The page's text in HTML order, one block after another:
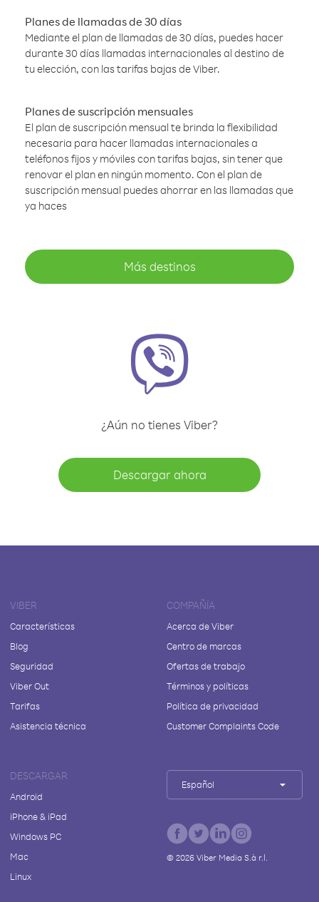
Planes de llamadas de 30 días
Mediante el plan de llamadas de 30 días, puedes hacer
durante 30 días llamadas internacionales al destino de
tu elección, con las tarifas bajas de Viber.
Planes de suscripción mensuales
El plan de suscripción mensual te brinda la flexibilidad
necesaria para hacer llamadas internacionales a
teléfonos fijos y móviles con tarifas bajas, sin tener que
renovar el plan en ningún momento. Con el plan de
suscripción mensual puedes ahorrar en las llamadas que
ya haces
Más destinos
¿Aún no tienes Viber?
Descargar ahora
VIBER
Características
Blog
Seguridad
Viber Out
Tarifas
Asistencia técnica
COMPAÑÍA
Acerca de Viber
Centro de marcas
Ofertas de trabajo
Términos y políticas
Política de privacidad
Customer Complaints Code
DESCARGAR
Android
iPhone & iPad
Windows PC
Mac
Linux
Español
© 2026Viber Media S.à r.l.